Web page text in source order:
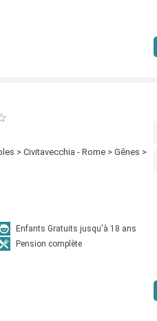
> Civitavecchia - Rome > Gênes >
Enfants Gratuits jusqu'à 18 ans
Pension complète